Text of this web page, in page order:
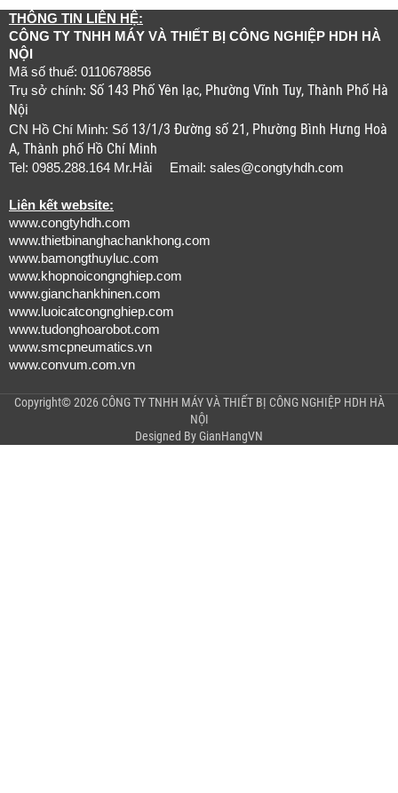
THÔNG TIN LIÊN HỆ:
CÔNG TY TNHH MÁY VÀ THIẾT BỊ CÔNG NGHIỆP HDH HÀ
NỘI
Mã số thuế: 0110678856
Trụ sở chính: Số 143 Phố Yên lạc, Phường Vĩnh Tuy, Thành Phố Hà
Nội
CN Hồ Chí Minh: Số 13/1/3 Đường số 21, Phường Bình Hưng Hoà
A, Thành phố Hồ Chí Minh
Tel: 0985.288.164 Mr.Hải Email: sales@congtyhdh.com
Liên kết website:
www.congtyhdh.com
www.thietbinanghachankhong.com
www.bamongthuyluc.com
www.khopnoicongnghiep.com
www.gianchankhinen.com
www.luoicatcongnghiep.com
www.tudonghoarobot.com
www.smcpneumatics.vn
www.convum.com.vn
Copyright© 2026 CÔNG TY TNHH MÁY VÀ THIẾT BỊ CÔNG NGHIỆP HDH HÀ
NỘI
Designed By GianHangVN